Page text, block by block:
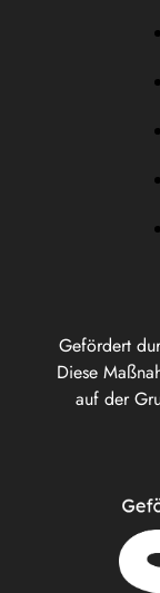
Gefördert
Diese
auf der